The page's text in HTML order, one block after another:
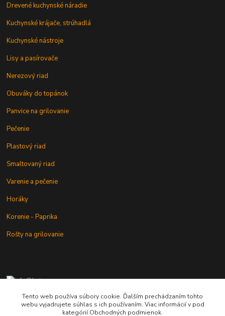
Drevené kuchynské náradie
Kuchynské krájače, strúhadlá
Kuchynské nástroje
Lisy a pasírovače
Nerezový riad
Obuváky do topánok
Panvice na grilovanie
Pečenie
Plastový riad
Smaltovaný riad
Varenie a pečenie
Horáky
Korenie - Paprika
Rošty na grilovanie
+421 902 212 007
od 8:00 - do 16:00 hod
Tento web používa súbory cookie. Ďalším prechádzaním tohto
webu vyjadrujete súhlas s ich používaním. Viac informácií v pod
kategórií Obchodných podmienok.